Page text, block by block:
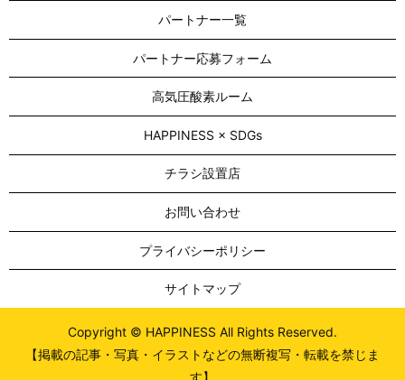
パートナー一覧
パートナー応募フォーム
高気圧酸素ルーム
HAPPINESS × SDGs
チラシ設置店
お問い合わせ
プライバシーポリシー
サイトマップ
Copyright © HAPPINESS All Rights Reserved.
【掲載の記事・写真・イラストなどの無断複写・転載を禁じま
す】